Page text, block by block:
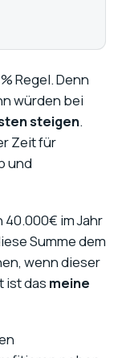
Regel. Denn
würden bei
steigen.
Zeit für
und
im Jahr
Summe dem
wenn dieser
ist das meine